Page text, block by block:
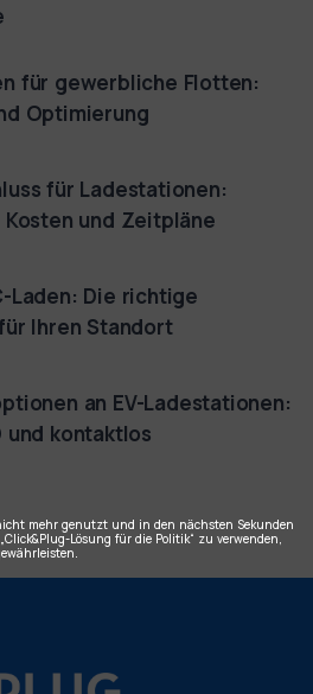
für gewerbliche Flotten:
Optimierung
für Ladestationen:
und Zeitpläne
Laden: Die richtige
Ihren Standort
an EV-Ladestationen:
und kontaktlos
mehr genutzt und in den nächsten Sekunden
Lösung für die Politik“ zu verwenden,